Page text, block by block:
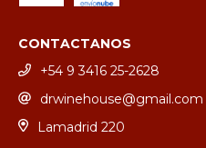
CONTACTANOS
+54 9 3416 25-2628
drwinehouse@gmail.com
Lamadrid 220